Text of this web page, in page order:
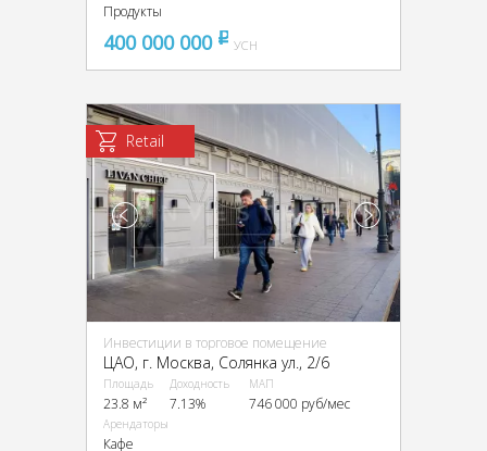
Продукты
400 000 000 pуб
УСН
Retail
Инвестиции в торговое помещение
ЦАО, г. Москва, Солянка ул., 2/6
Площадь
23.8 м²
Доходность
7.13%
МАП
746 000 руб/мес
Арендаторы
Кафе